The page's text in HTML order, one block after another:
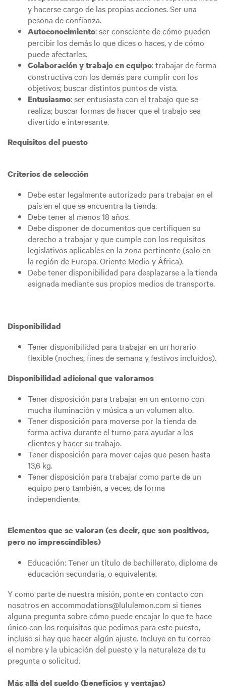
y hacerse cargo de las propias acciones. Ser una
pesona de confianza.
Autoconocimiento: ser consciente de cómo pueden
percibir los demás lo que dices o haces, y de cómo
puede afectarles.
Colaboración y trabajo en equipo: trabajar de forma
constructiva con los demás para cumplir con los
objetivos; buscar distintos puntos de vista.
Entusiasmo: ser entusiasta con el trabajo que se
realiza; buscar formas de hacer que el trabajo sea
divertido e interesante.
Requisitos del puesto
Criterios de selección
Debe estar legalmente autorizado para trabajar en el
país en el que se encuentra la tienda.
Debe tener al menos 18 años.
Debe disponer de documentos que certifiquen su
derecho a trabajar y que cumple con los requisitos
legislativos aplicables en la zona pertinente (solo en
la región de Europa, Oriente Medio y África).
Debe tener disponibilidad para desplazarse a la tienda
asignada mediante sus propios medios de transporte.
Disponibilidad
Tener disponibilidad para trabajar en un horario
flexible (noches, fines de semana y festivos incluidos).
Disponibilidad adicional que valoramos
Tener disposición para trabajar en un entorno con
mucha iluminación y música a un volumen alto.
Tener disposición para moverse por la tienda de
forma activa durante el turno para ayudar a los
clientes y hacer su trabajo.
Tener disposición para mover cajas que pesen hasta
13,6 kg.
Tener disposición para trabajar como parte de un
equipo pero también, a veces, de forma
independiente.
Elementos que se valoran (es decir, que son positivos,
pero no imprescindibles)
Educación: Tener un título de bachillerato, diploma de
educación secundaria, o equivalente.
Y como parte de nuestra misión, ponte en contacto con
nosotros en accommodations@lululemon.com si tienes
alguna pregunta sobre cómo puede encajar lo que te hace
único con los requisitos que pedimos para este puesto,
incluso si hay que hacer algún ajuste. Incluye en tu correo
el nombre y la ubicación del puesto y la naturaleza de tu
pregunta o solicitud.
Más allá del sueldo (beneficios y ventajas)